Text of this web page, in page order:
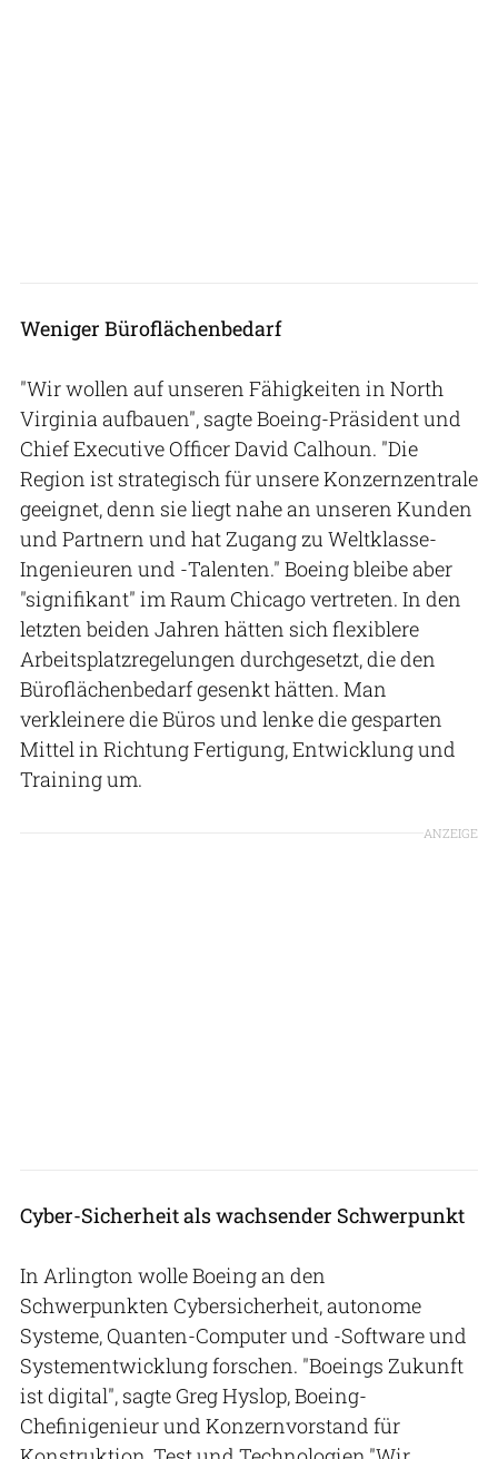
Weniger Büroflächenbedarf
"Wir wollen auf unseren Fähigkeiten in North
Virginia aufbauen", sagte Boeing-Präsident und
Chief Executive Officer David Calhoun. "Die
Region ist strategisch für unsere Konzernzentrale
geeignet, denn sie liegt nahe an unseren Kunden
und Partnern und hat Zugang zu Weltklasse-
Ingenieuren und -Talenten." Boeing bleibe aber
"signifikant" im Raum Chicago vertreten. In den
letzten beiden Jahren hätten sich flexiblere
Arbeitsplatzregelungen durchgesetzt, die den
Büroflächenbedarf gesenkt hätten. Man
verkleinere die Büros und lenke die gesparten
Mittel in Richtung Fertigung, Entwicklung und
Training um.
ANZEIGE
Cyber-Sicherheit als wachsender Schwerpunkt
In Arlington wolle Boeing an den
Schwerpunkten Cybersicherheit, autonome
Systeme, Quanten-Computer und -Software und
Systementwicklung forschen. "Boeings Zukunft
ist digital", sagte Greg Hyslop, Boeing-
Chefinigenieur und Konzernvorstand für